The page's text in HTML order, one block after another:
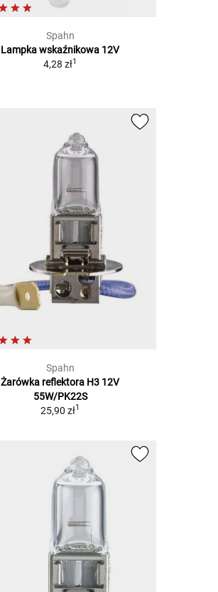
Spahn
Lampka wskaźnikowa 12V
4,28 zł1
Spahn
Żarówka reflektora H3 12V
55W/PK22S
25,90 zł1